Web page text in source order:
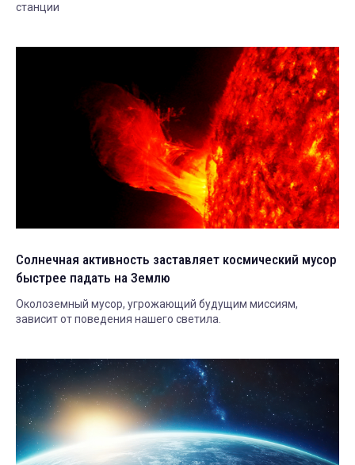
станции
Солнечная активность заставляет космический мусор
быстрее падать на Землю
Околоземный мусор, угрожающий будущим миссиям,
зависит от поведения нашего светила.